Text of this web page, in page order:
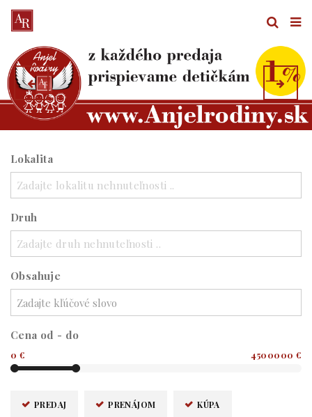
Lokalita
Zadajte lokalitu nehnuteľnosti ..
Druh
Zadajte druh nehnuteľnosti ..
Obsahuje
Cena od - do
0 € 4500000 €
PREDAJ PRENÁJOM KÚPA